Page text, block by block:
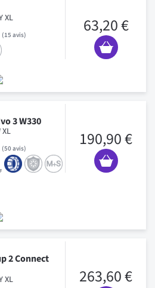
XL
15 avis 63,20 €
3 W330
50avis 190,90 €
2 Connect
XL 263,60 €